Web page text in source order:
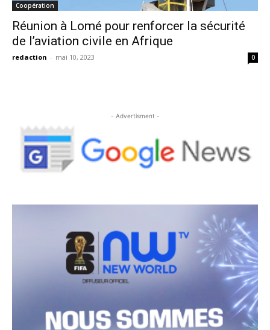
Coopération
Réunion à Lomé pour renforcer la sécurité
de l’aviation civile en Afrique
redaction - mai 10, 2023 0
- Advertisment -